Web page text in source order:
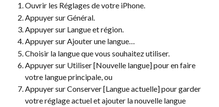
Ouvrir les Réglages de votre iPhone.
Appuyer sur Général.
Appuyer sur Langue et région.
Appuyer sur Ajouter une langue…
Choisir la langue que vous souhaitez utiliser.
Appuyer sur Utiliser [Nouvelle langue] pour en faire
votre langue principale, ou
Appuyer sur Conserver [Langue actuelle] pour garder
votre réglage actuel et ajouter la nouvelle langue